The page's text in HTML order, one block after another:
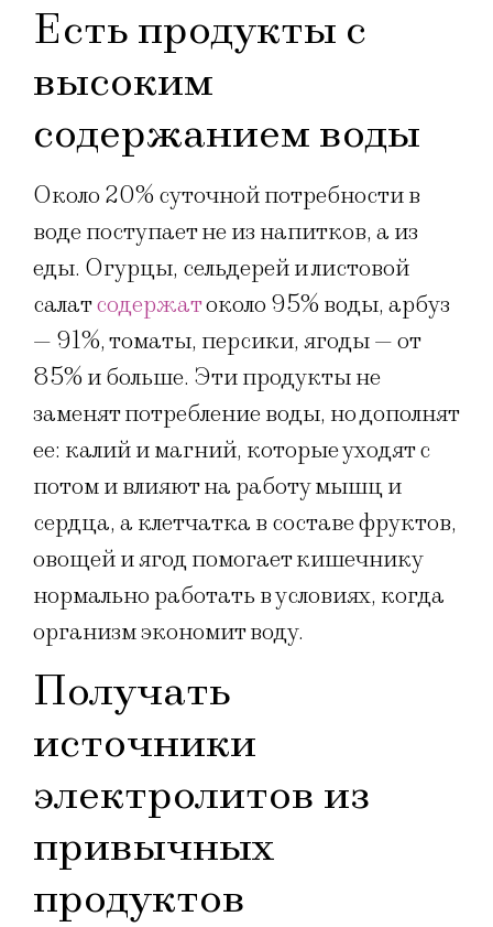
Есть продукты с
высоким
содержанием воды
Около 20% суточной потребности в
воде поступает не из напитков, а из
еды. Огурцы, сельдерей и листовой
салатсодержатоколо 95% воды, арбуз
— 91%, томаты, персики, ягоды — от
85% и больше. Эти продукты не
заменят потребление воды, но дополнят
ее: калий и магний, которые уходят с
потом и влияют на работу мышц и
сердца, а клетчатка в составе фруктов,
овощей и ягод помогает кишечнику
нормально работать в условиях, когда
организм экономит воду.
Получать
источники
электролитов из
привычных
продуктов